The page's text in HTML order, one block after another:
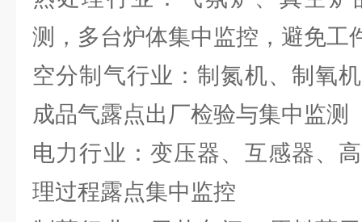
测，多台炉体集中监控，避免工
空分制气行业：制氮机、制氧
成品气露点出厂检验与集中监测
电力行业：变压器、互感器、
理过程露点集中监控